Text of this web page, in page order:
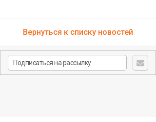
Вернуться к списку новостей